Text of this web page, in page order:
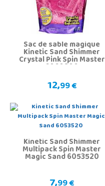
Sac de sable magique
Kinetic Sand Shimmer
Crystal Pink Spin Master
6060800
12,99 €
Kinetic Sand Shimmer
Multipack Spin Master
Magic Sand 6053520